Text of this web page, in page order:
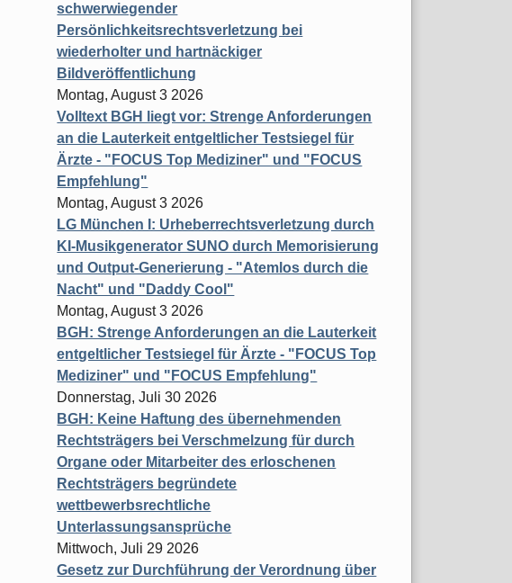
schwerwiegender
Persönlichkeitsrechtsverletzung bei
wiederholter und hartnäckiger
Bildveröffentlichung
Montag, August 3 2026
Volltext BGH liegt vor: Strenge Anforderungen
an die Lauterkeit entgeltlicher Testsiegel für
Ärzte - "FOCUS Top Mediziner" und "FOCUS
Empfehlung"
Montag, August 3 2026
LG München I: Urheberrechtsverletzung durch
KI-Musikgenerator SUNO durch Memorisierung
und Output-Generierung - "Atemlos durch die
Nacht" und "Daddy Cool"
Montag, August 3 2026
BGH: Strenge Anforderungen an die Lauterkeit
entgeltlicher Testsiegel für Ärzte - "FOCUS Top
Mediziner" und "FOCUS Empfehlung"
Donnerstag, Juli 30 2026
BGH: Keine Haftung des übernehmenden
Rechtsträgers bei Verschmelzung für durch
Organe oder Mitarbeiter des erloschenen
Rechtsträgers begründete
wettbewerbsrechtliche
Unterlassungsansprüche
Mittwoch, Juli 29 2026
Gesetz zur Durchführung der Verordnung über